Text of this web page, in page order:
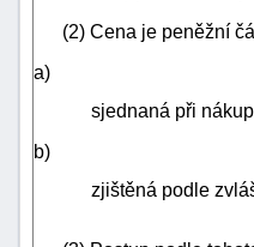
(2) Cena je peněžní
a)
sjednaná při
b)
zjištěná podle